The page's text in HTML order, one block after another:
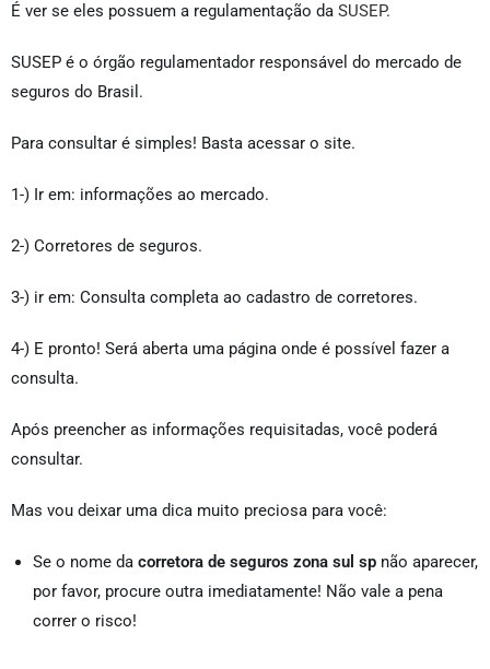
É ver se eles possuem a regulamentação da SUSEP.
SUSEP é o órgão regulamentador responsável do mercado de
seguros do Brasil.
Para consultar é simples! Basta acessar o site.
1-) Ir em: informações ao mercado.
2-) Corretores de seguros.
3-) ir em: Consulta completa ao cadastro de corretores.
4-) E pronto! Será aberta uma página onde é possível fazer a
consulta.
Após preencher as informações requisitadas, você poderá
consultar.
Mas vou deixar uma dica muito preciosa para você:
Se o nome da corretora de seguros zona sul sp não aparecer,
por favor, procure outra imediatamente! Não vale a pena
correr o risco!